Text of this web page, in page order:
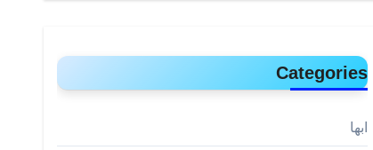
Categories
ابها